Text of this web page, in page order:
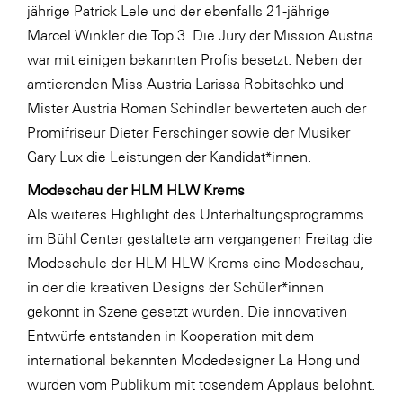
OptimaMed
PAGRO
PHH Rechtsanwält:innen
Primark
Salesforce
SeneCura
SERVICE&MORE
SKINUANCE®
Somfy
Sony DADC
SPIEGLTEC
jährige Patrick Lele und der ebenfalls 21-jährige
Marcel Winkler die Top 3. Die Jury der Mission Austria
war mit einigen bekannten Profis besetzt: Neben der
amtierenden Miss Austria Larissa Robitschko und
Mister Austria Roman Schindler bewerteten auch der
Promifriseur Dieter Ferschinger sowie der Musiker
Gary Lux die Leistungen der Kandidat*innen.
Modeschau der HLM HLW Krems
Als weiteres Highlight des Unterhaltungsprogramms
im Bühl Center gestaltete am vergangenen Freitag die
Modeschule der HLM HLW Krems eine Modeschau,
in der die kreativen Designs der Schüler*innen
gekonnt in Szene gesetzt wurden. Die innovativen
Entwürfe entstanden in Kooperation mit dem
international bekannten Modedesigner La Hong und
wurden vom Publikum mit tosendem Applaus belohnt.